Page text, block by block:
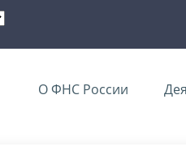
О ФНС России